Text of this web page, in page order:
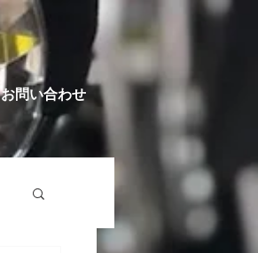
お問い合わせ